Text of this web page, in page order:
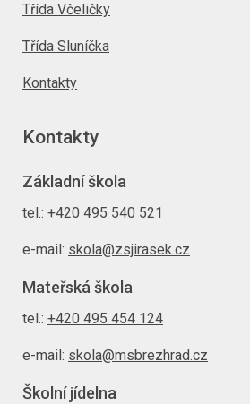
Třída Včeličky
Třída Sluníčka
Kontakty
Kontakty
Základní škola
tel.: +420 495 540 521
e-mail: skola@zsjirasek.cz
Mateřská škola
tel.: +420 495 454 124
e-mail: skola@msbrezhrad.cz
Školní jídelna